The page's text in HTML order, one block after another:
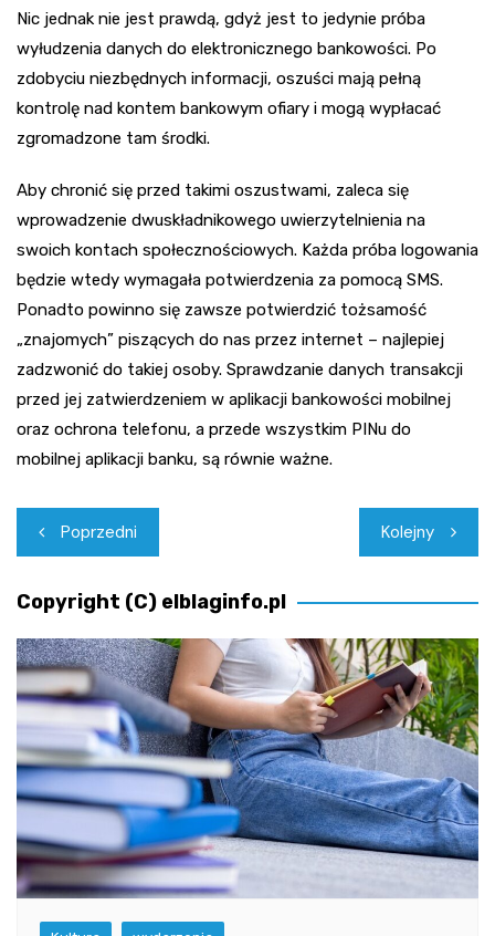
Nic jednak nie jest prawdą, gdyż jest to jedynie próba
wyłudzenia danych do elektronicznego bankowości. Po
zdobyciu niezbędnych informacji, oszuści mają pełną
kontrolę nad kontem bankowym ofiary i mogą wypłacać
zgromadzone tam środki.
Aby chronić się przed takimi oszustwami, zaleca się
wprowadzenie dwuskładnikowego uwierzytelnienia na
swoich kontach społecznościowych. Każda próba logowania
będzie wtedy wymagała potwierdzenia za pomocą SMS.
Ponadto powinno się zawsze potwierdzić tożsamość
„znajomych” piszących do nas przez internet – najlepiej
zadzwonić do takiej osoby. Sprawdzanie danych transakcji
przed jej zatwierdzeniem w aplikacji bankowości mobilnej
oraz ochrona telefonu, a przede wszystkim PINu do
mobilnej aplikacji banku, są równie ważne.
Nawigacja
wpisu
Poprzedni Kolejny
Copyright (C) elblaginfo.pl